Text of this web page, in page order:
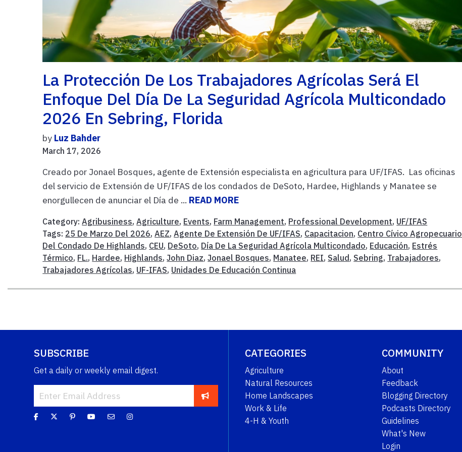
La Protección De Los Trabajadores Agrícolas Será El
Enfoque Del Día De La Seguridad Agrícola Multicondado
2026 En Sebring, Florida
by Luz Bahder
March 17, 2026
Creado por Jonael Bosques, agente de Extensión especialista en agricultura para UF/IFAS. Las oficinas
del servicio de Extensión de UF/IFAS de los condados de DeSoto, Hardee, Highlands y Manatee se
enorgullecen de anunciar el Día de ... READ MORE
Category:Agribusiness,Agriculture, Events, Farm Management, Professional Development, UF/IFAS
Tags: 25 De Marzo Del 2026,AEZ,Agente De Extensión De UF/IFAS, Capacitacion, Centro Cívico Agropecuario
Del Condado De Highlands, CEU, DeSoto, Día De La Seguridad Agrícola Multicondado, Educación, Estrés
Térmico, FL., Hardee, Highlands,John Diaz,Jonael Bosques, Manatee, REI, Salud, Sebring, Trabajadores,
Trabajadores Agrícolas, UF-IFAS, Unidades De Educación Continua
SUBSCRIBE
Get a daily or weekly email digest.
CATEGORIES
Agriculture
Natural Resources
Home Landscapes
Work & Life
4-H & Youth
COMMUNITY
About
Feedback
Blogging Directory
Podcasts Directory
Guidelines
What's New
Login